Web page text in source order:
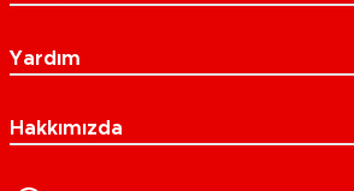
Yardım
Hakkımızda